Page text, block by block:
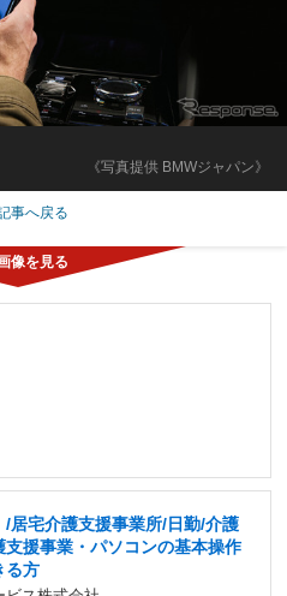
《写真提供 BMWジャパン》
事へ戻る
居宅介護支援事業所/日勤/介護
援事業・パソコンの基本操作
る方